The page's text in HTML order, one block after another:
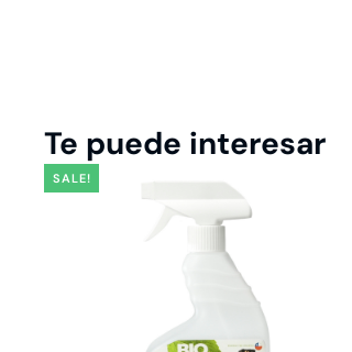
Te puede interesar
SALE!